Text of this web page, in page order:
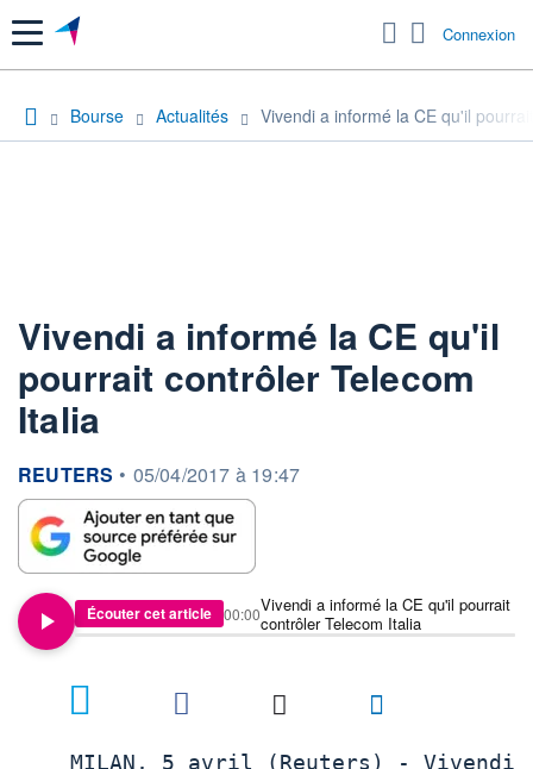
Menu Connexion
Bourse Actualités Vivendi a informé la CE qu'il
Vivendi a informé la CE qu'il
pourrait contrôler Telecom
Italia
information fournie par
REUTERS • 05/04/2017 à 19:47
Écouter cet article
Vivendi a informé la CE qu'il pourrait
contrôler Telecom Italia
00:00